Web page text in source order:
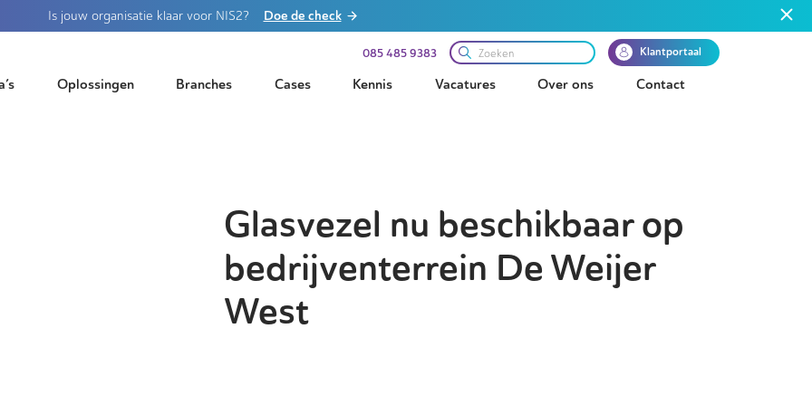
Is jouw organisatie klaar voor NIS2? Doe de check
085 485 9383 Klantportaal
Oplossingen Branches Cases Kennis Vacatures Over ons Contact
Glasvezel nu beschikbaar op
bedrijventerrein De Weijer
West